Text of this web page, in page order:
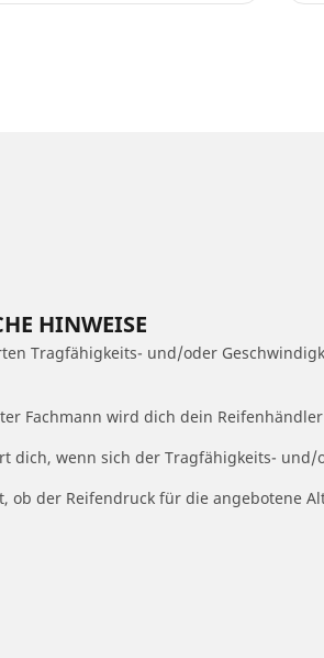
HINWEISE
Tragfähigkeits- und/oder
Fachmann wird dich dein
dich, wenn sich der Tragfähigkeits-
ob der Reifendruck für die angebotene